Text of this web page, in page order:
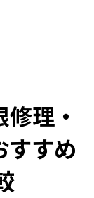
理・
すすめ